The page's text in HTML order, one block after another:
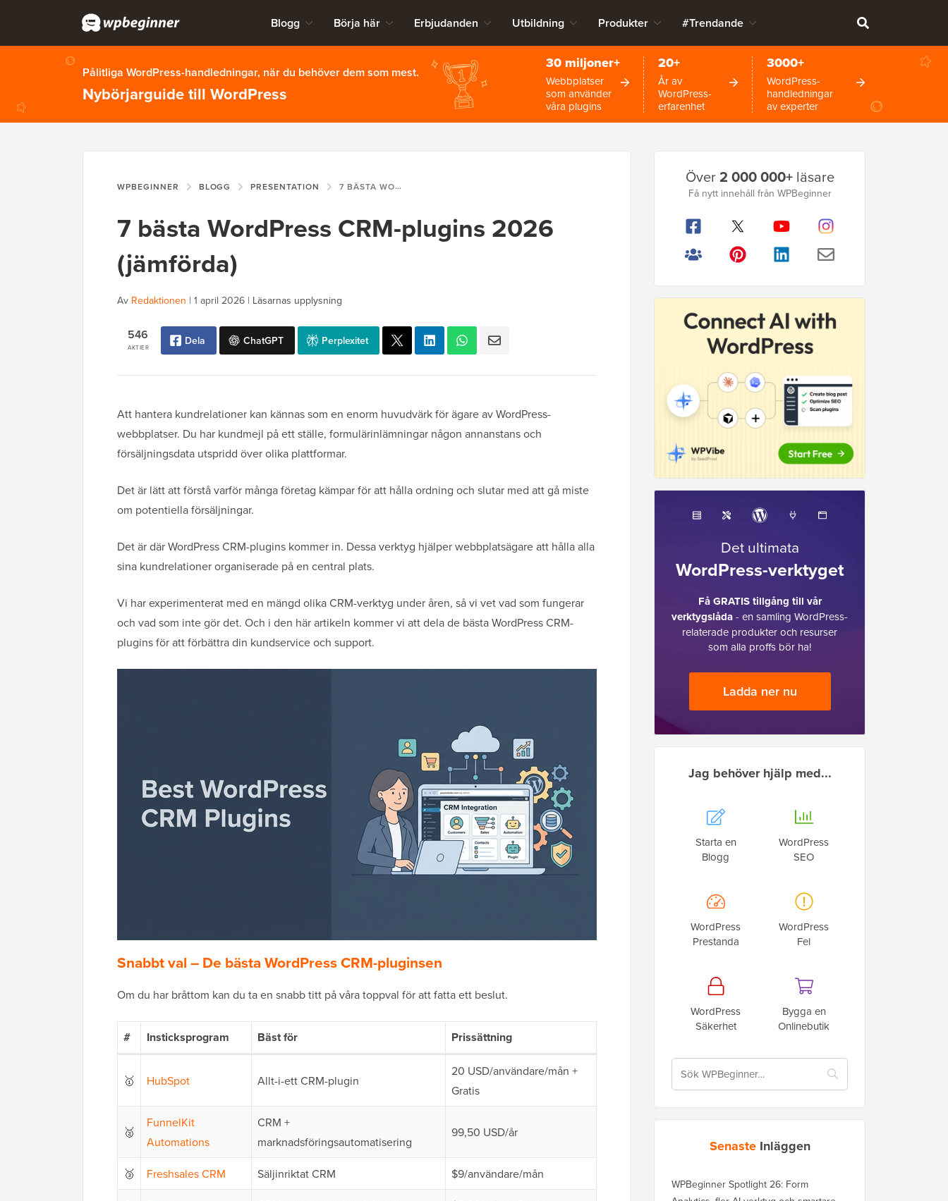
Blogg Börja här Erbjudanden Utbildning Produkter #Trendande
Pålitliga WordPress-handledningar, när du behöver dem som mest.
Nybörjarguide till WordPress
30 miljoner+
Webbplatser
som använder
våra plugins
20+
År av
WordPress-
erfarenhet
3000+
WordPress-
handledningar
av experter
WPBEGINNER BLOGG PRESENTATION 7 BÄSTA WORDPRESS CRM-PLUGINS 2026 (JÄMFÖRDA)
7 bästa WordPress CRM-plugins 2026
(jämförda)
Av Redaktionen | 1 april 2026 | Läsarnas upplysning
AKTIER
546 Dela ChatGPT Perplexitet
Att hantera kundrelationer kan kännas som en enorm huvudvärk för ägare av WordPress-
webbplatser. Du har kundmejl på ett ställe, formulärinlämningar någon annanstans och
försäljningsdata utspridd över olika plattformar.
Det är lätt att förstå varför många företag kämpar för att hålla ordning och slutar med att gå miste
om potentiella försäljningar.
Det är där WordPress CRM-plugins kommer in. Dessa verktyg hjälper webbplatsägare att hålla alla
sina kundrelationer organiserade på en central plats.
Vi har experimenterat med en mängd olika CRM-verktyg under åren, så vi vet vad som fungerar
och vad som inte gör det. Och i den här artikeln kommer vi att dela de bästa WordPress CRM-
plugins för att förbättra din kundservice och support.
Snabbt val – De bästa WordPress CRM-pluginsen
Om du har bråttom kan du ta en snabb titt på våra toppval för att fatta ett beslut.
# Insticksprogram Bäst för Prissättning
🥇 HubSpot Allt-i-ett CRM-plugin
20 USD/användare/mån +
Gratis
🥈
FunnelKit
Automations
CRM +
marknadsföringsautomatisering
99,50 USD/år
🥉 Freshsales CRM Säljinriktat CRM $9/användare/mån
Primär
sidofält
Över2 000 000+läsare
Få nytt innehåll från WPBeginner
Det ultimata
WordPress-verktyget
Få GRATIS tillgång till vår
verktygslåda- en samling WordPress-
relaterade produkter och resurser
som alla proffs bör ha!
Ladda ner nu
Jag behöver hjälp med...
Starta en
Blogg
WordPress
SEO
WordPress
Prestanda
WordPress
Fel
WordPress
Säkerhet
Bygga en
Onlinebutik
Senaste Inläggen
WPBeginner Spotlight 26: Form